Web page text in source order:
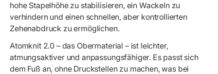
hohe Stapelhöhe zu stabilisieren, ein Wackeln zu
verhindern und einen schnellen, aber kontrollierten
Zehenabdruck zu ermöglichen.
Atomknit 2.0 – das Obermaterial – ist leichter,
atmungsaktiver und anpassungsfähiger. Es passt sich
dem Fuß an, ohne Druckstellen zu machen, was bei